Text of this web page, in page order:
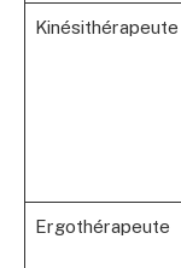
Kinésithérapeute
Ergothérapeute